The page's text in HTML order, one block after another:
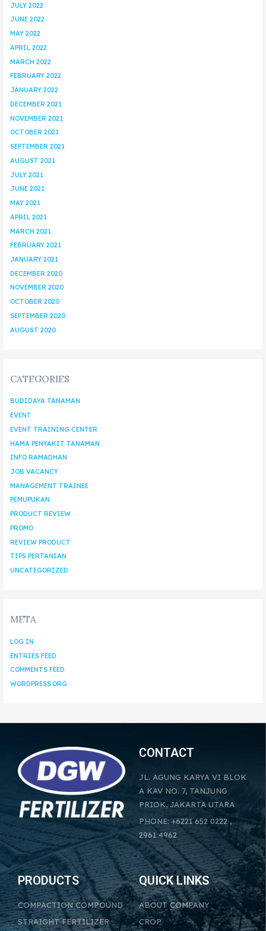
JULY 2022
JUNE 2022
MAY 2022
APRIL 2022
MARCH 2022
FEBRUARY 2022
JANUARY 2022
DECEMBER 2021
NOVEMBER 2021
OCTOBER 2021
SEPTEMBER 2021
AUGUST 2021
JULY 2021
JUNE 2021
MAY 2021
APRIL 2021
MARCH 2021
FEBRUARY 2021
JANUARY 2021
DECEMBER 2020
NOVEMBER 2020
OCTOBER 2020
SEPTEMBER 2020
AUGUST 2020
CATEGORIES
BUDIDAYA TANAMAN
EVENT
EVENT TRAINING CENTER
HAMA PENYAKIT TANAMAN
INFO RAMADHAN
JOB VACANCY
MANAGEMENT TRAINEE
PEMUPUKAN
PRODUCT REVIEW
PROMO
REVIEW PRODUCT
TIPS PERTANIAN
UNCATEGORIZED
META
LOG IN
ENTRIES FEED
COMMENTS FEED
WORDPRESS.ORG
CONTACT
JL. AGUNG KARYA VI BLOK
A KAV NO. 7, TANJUNG
PRIOK, JAKARTA UTARA
PHONE: +6221 652 0222 ,
2961 4962
PRODUCTS
COMPACTION COMPOUND
STRAIGHT FERTILIZER
QUICK LINKS
ABOUT COMPANY
CROP